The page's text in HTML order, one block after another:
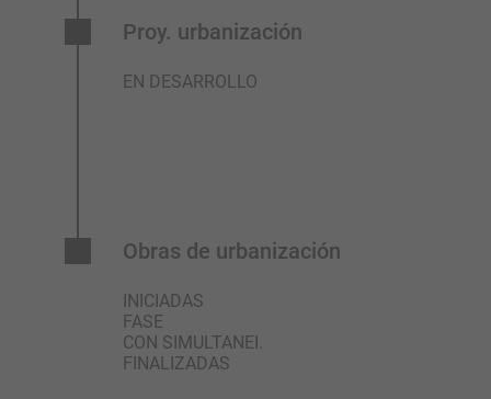
Proy. urbanización
EN DESARROLLO
Obras de urbanización
INICIADAS
FASE
CON SIMULTANEI.
FINALIZADAS